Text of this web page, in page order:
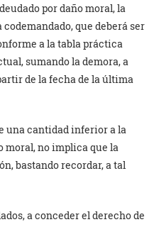
por daño moral, la
codemandado, que deberá ser
a la tabla práctica
sumando la demora, a
de la fecha de la última
una cantidad inferior a la
moral, no implica que la
bastando recordar, a tal
a conceder el derecho de